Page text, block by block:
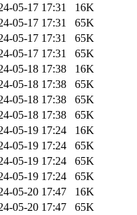
05-17 17:31
16K
05-17 17:31
65K
05-17 17:31
65K
05-17 17:31
65K
05-18 17:38
16K
05-18 17:38
65K
05-18 17:38
65K
05-18 17:38
65K
05-19 17:24
16K
05-19 17:24
65K
05-19 17:24
65K
05-19 17:24
65K
05-20 17:47
16K
05-20 17:47
65K